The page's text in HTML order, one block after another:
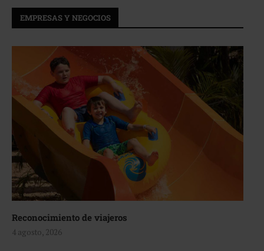
EMPRESAS Y NEGOCIOS
Reconocimiento de viajeros
4 agosto, 2026